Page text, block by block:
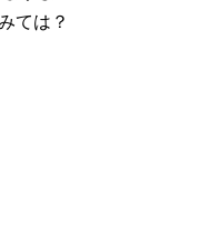
ては？